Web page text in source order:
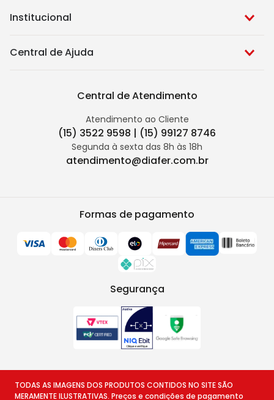
Institucional
Central de Ajuda
Central de Atendimento
Atendimento ao Cliente
(15) 3522 9598 | (15) 99127 8746
Segunda à sexta das 8h às 18h
atendimento@diafer.com.br
Formas de pagamento
Segurança
TODAS AS IMAGENS DOS PRODUTOS CONTIDOS NO SITE SÃO
MERAMENTE ILUSTRATIVAS. Preços e condições de pagamento